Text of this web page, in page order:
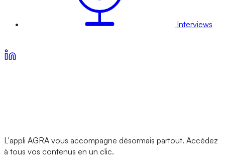
Interviews
L'appli AGRA vous accompagne désormais partout. Accédez
à tous vos contenus en un clic.